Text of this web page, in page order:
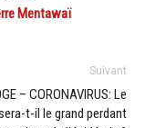
Mentawaï
Suivant
– CORONAVIRUS: Le
t-il le grand perdant